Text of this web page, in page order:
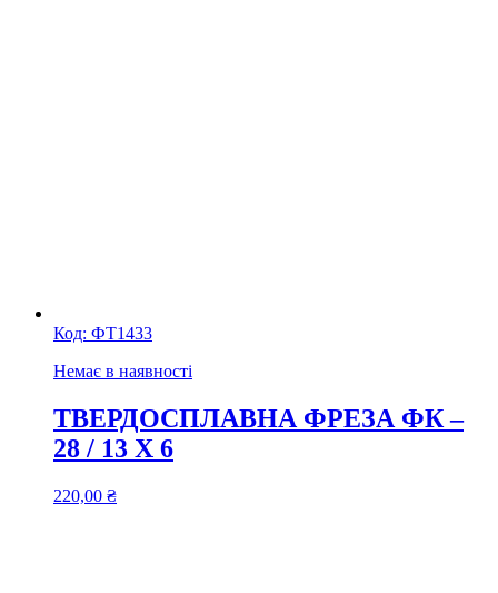
Код: ФТ1433
Немає в наявності
ТВЕРДОСПЛАВНА ФРЕЗА ФК –
28 / 13 Х 6
220,00 ₴